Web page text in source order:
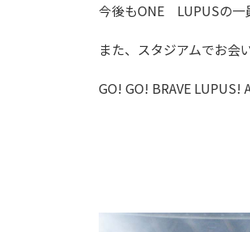
今後もONE LUPUSの一
また、スタジアムでお会
GO! GO! BRAVE LUPUS!